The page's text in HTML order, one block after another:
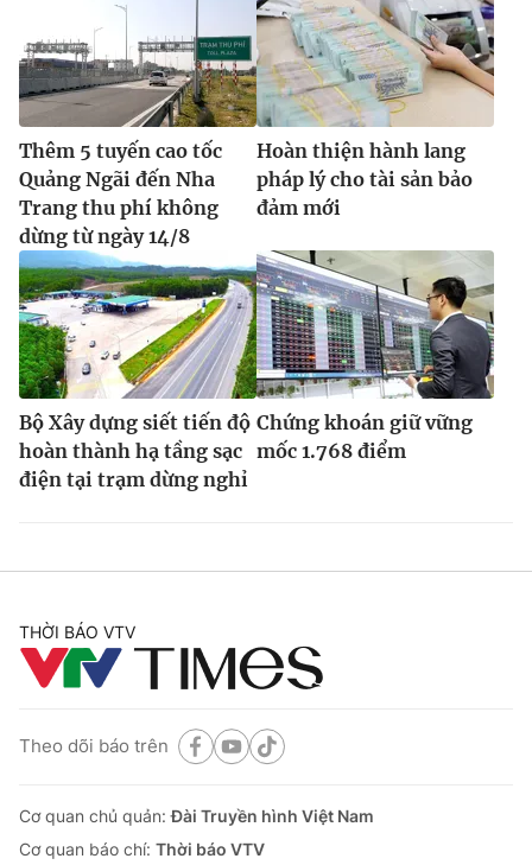
Thêm 5 tuyến cao tốc
Quảng Ngãi đến Nha
Trang thu phí không
dừng từ ngày 14/8
Hoàn thiện hành lang
pháp lý cho tài sản bảo
đảm mới
Bộ Xây dựng siết tiến độ
hoàn thành hạ tầng sạc
điện tại trạm dừng nghỉ
Chứng khoán giữ vững
mốc 1.768 điểm
THỜI BÁO VTV
Theo dõi báo trên
Cơ quan chủ quản:Đài Truyền hình Việt Nam
Cơ quan báo chí: Thời báo VTV